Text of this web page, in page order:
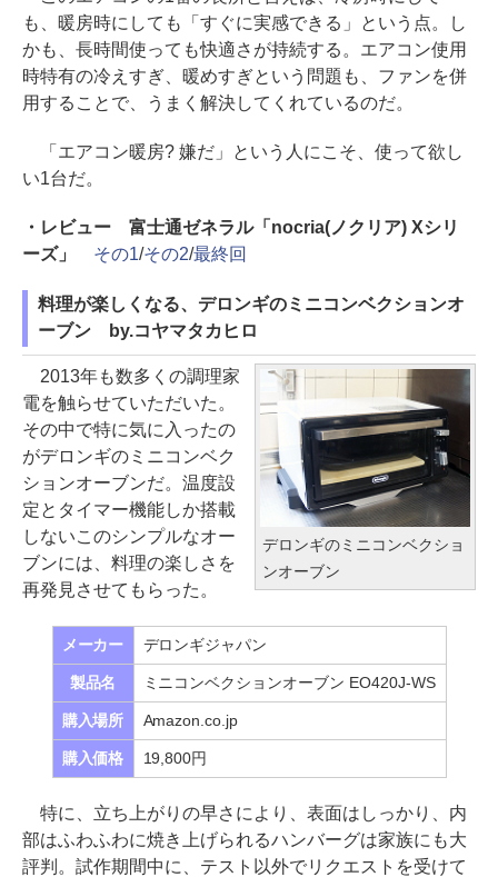
も、暖房時にしても「すぐに実感できる」という点。し
かも、長時間使っても快適さが持続する。エアコン使用
時特有の冷えすぎ、暖めすぎという問題も、ファンを併
用することで、うまく解決してくれているのだ。
「エアコン暖房? 嫌だ」という人にこそ、使って欲し
い1台だ。
・レビュー 富士通ゼネラル「nocria(ノクリア) Xシリ
ーズ」
その1/その2/最終回
料理が楽しくなる、デロンギのミニコンベクションオ
ーブン by.コヤマタカヒロ
デロンギのミニコンベクショ
ンオーブン
2013年も数多くの調理家
電を触らせていただいた。
その中で特に気に入ったの
がデロンギのミニコンベク
ションオーブンだ。温度設
定とタイマー機能しか搭載
しないこのシンプルなオー
ブンには、料理の楽しさを
再発見させてもらった。
メーカー デロンギジャパン
製品名 ミニコンベクションオーブン EO420J-WS
購入場所 Amazon.co.jp
購入価格 19,800円
特に、立ち上がりの早さにより、表面はしっかり、内
部はふわふわに焼き上げられるハンバーグは家族にも大
評判。試作期間中に、テスト以外でリクエストを受けて